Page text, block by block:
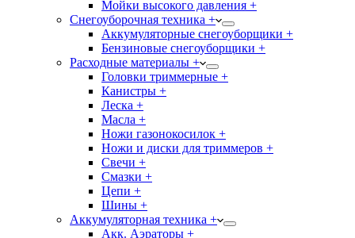
Мойки высокого давления +
Снегоуборочная техника +
Аккумуляторные снегоуборщики +
Бензиновые снегоуборщики +
Расходные материалы +
Головки триммерные +
Канистры +
Леска +
Масла +
Ножи газонокосилок +
Ножи и диски для триммеров +
Свечи +
Смазки +
Цепи +
Шины +
Аккумуляторная техника +
Акк. Аэраторы +